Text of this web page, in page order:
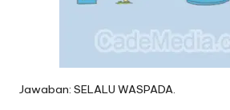
Jawaban: SELALU WASPADA.